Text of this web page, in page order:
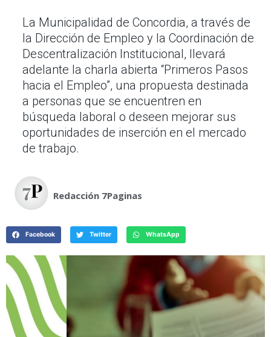
La Municipalidad de Concordia, a través de
la Dirección de Empleo y la Coordinación de
Descentralización Institucional, llevará
adelante la charla abierta “Primeros Pasos
hacia el Empleo”, una propuesta destinada
a personas que se encuentren en
búsqueda laboral o deseen mejorar sus
oportunidades de inserción en el mercado
de trabajo.
Redacción 7Paginas
Facebook Twitter WhatsApp